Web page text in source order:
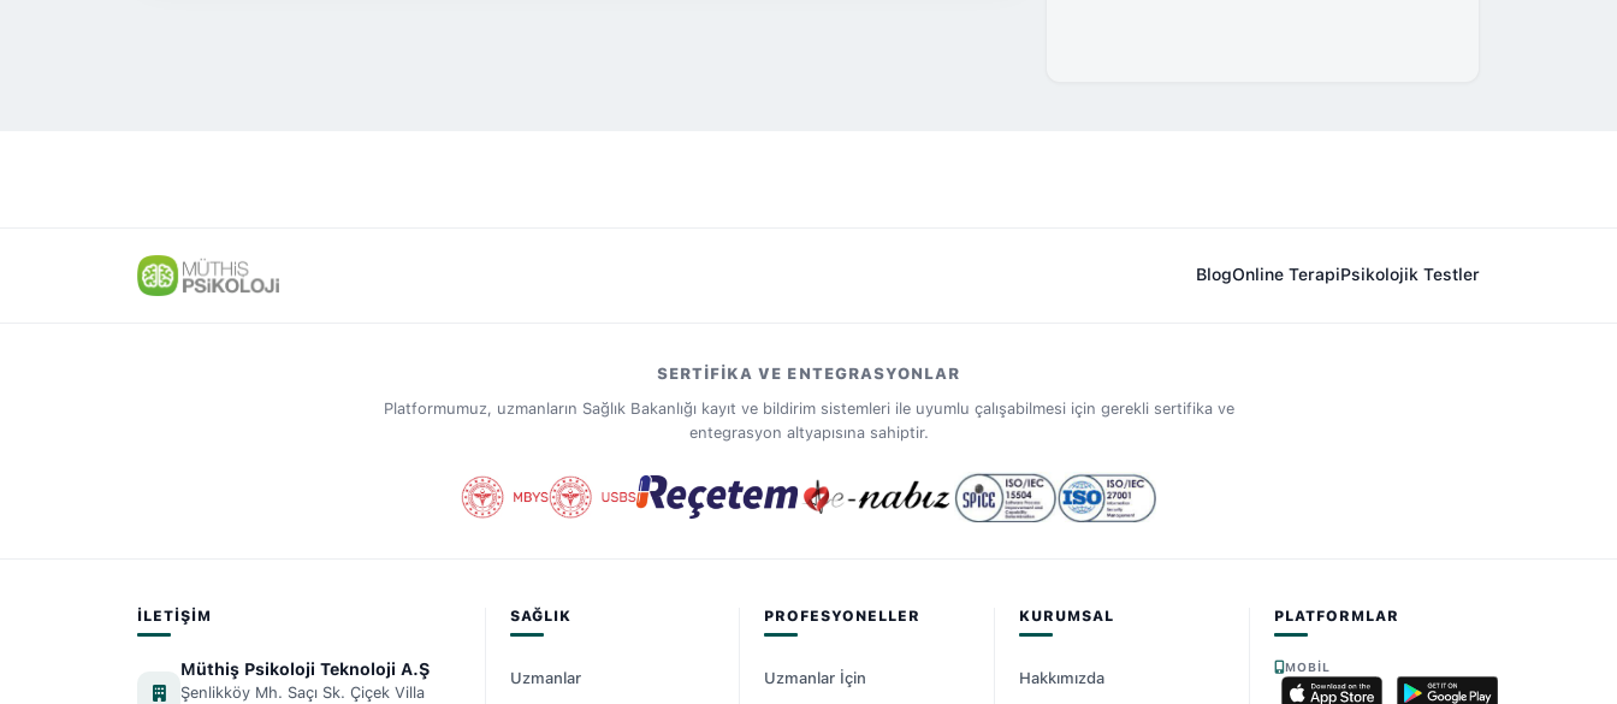
BlogOnline TerapiPsikolojik Testler
SERTIFIKA VE ENTEGRASYONLAR
Platformumuz, uzmanların Sağlık Bakanlığı kayıt ve bildirim sistemleri ile uyumlu çalışabilmesi için gerekli sertifika ve
entegrasyon altyapısına sahiptir.
İLETIŞIM
Müthiş Psikoloji Teknoloji A.Ş
Şenlikköy Mh. Saçı Sk. Çiçek Villa
SAĞLIK
Uzmanlar
PROFESYONELLER
Uzmanlar İçin
KURUMSAL
Hakkımızda
PLATFORMLAR
MOBIL